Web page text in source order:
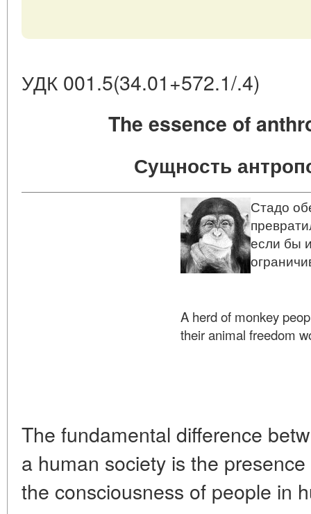
УДК 001.5(34.01+572.1/.4)
The essence of
Сущность
Стадо
если бы
A herd of monkey
their animal freedom
The fundamental difference
a human society is the
the consciousness of people in